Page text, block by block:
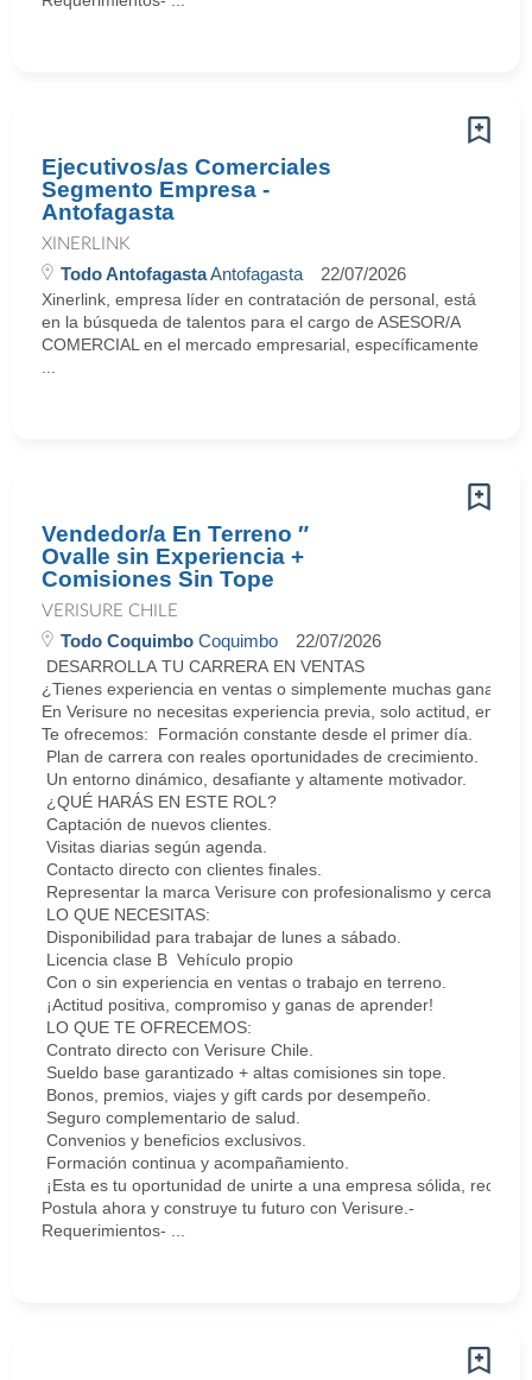
Ejecutivos/as Comerciales
Segmento Empresa -
Antofagasta
XINERLINK
Todo AntofagastaAntofagasta 22/07/2026
Xinerlink, empresa líder en contratación de personal, está
en la búsqueda de talentos para el cargo de ASESOR/A
COMERCIAL en el mercado empresarial, específicamente
Vendedor/a En Terreno ″
Ovalle sin Experiencia +
Comisiones Sin Tope
VERISURE CHILE
Todo Coquimbo Coquimbo 22/07/2026
DESARROLLA TU CARRERA EN VENTAS
¿Tienes experiencia en ventas o simplemente muchas ganas
En Verisure no necesitas experiencia previa, solo actitud,
Te ofrecemos: Formación constante desde el primer día.
Plan de carrera con reales oportunidades de crecimiento.
Un entorno dinámico, desafiante y altamente motivador.
¿QUÉ HARÁS EN ESTE ROL?
Captación de nuevos clientes.
Visitas diarias según agenda.
Contacto directo con clientes finales.
Representar la marca Verisure con profesionalismo y cercanía.
LO QUE NECESITAS:
Disponibilidad para trabajar de lunes a sábado.
Licencia clase B Vehículo propio
Con o sin experiencia en ventas o trabajo en terreno.
¡Actitud positiva, compromiso y ganas de aprender!
LO QUE TE OFRECEMOS:
Contrato directo con Verisure Chile.
Sueldo base garantizado + altas comisiones sin tope.
Bonos, premios, viajes y gift cards por desempeño.
Seguro complementario de salud.
Convenios y beneficios exclusivos.
Formación continua y acompañamiento.
¡Esta es tu oportunidad de unirte a una empresa sólida,
Postula ahora y construye tu futuro con Verisure.-
Requerimientos- ...